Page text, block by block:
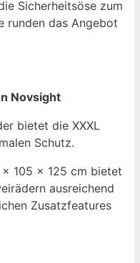
Sicherheitsöse zum
runden das Angebot
Novsight
bietet die XXXL
Schutz.
105 x 125 cm bietet
ausreichend
Zusatzfeatures